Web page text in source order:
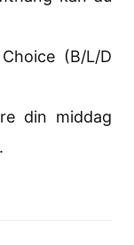
(B/L/D
din middag